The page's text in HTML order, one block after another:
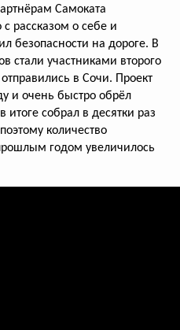
Самоката
с рассказом о себе и
безопасности на дороге. В
стали участниками второго
в Сочи. Проект
и очень быстро обрёл
итоге собрал в десятки раз
количество
годом увеличилось
сменили фото
сервиса
еды приурочена